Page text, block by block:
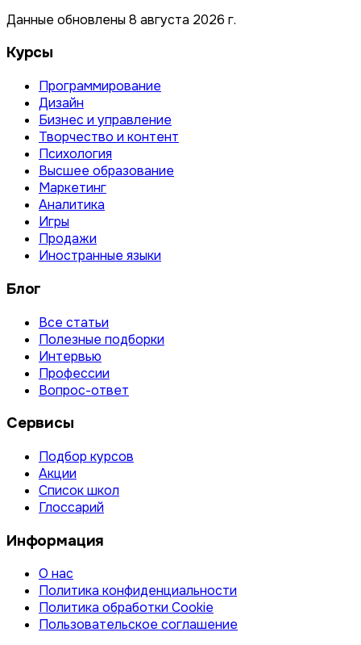
Данные обновлены 8 августа 2026 г.
Курсы
Программирование
Дизайн
Бизнес и управление
Творчество и контент
Психология
Высшее образование
Маркетинг
Аналитика
Игры
Продажи
Иностранные языки
Блог
Все статьи
Полезные подборки
Интервью
Профессии
Вопрос-ответ
Сервисы
Подбор курсов
Акции
Список школ
Глоссарий
Информация
О нас
Политика конфиденциальности
Политика обработки Cookie
Пользовательское соглашение